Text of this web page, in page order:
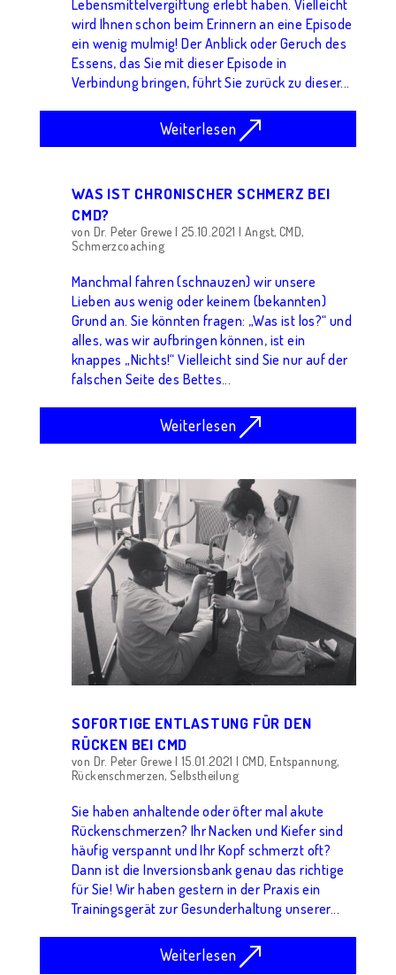
Lebensmittelvergiftung erlebt haben. Vielleicht
wird Ihnen schon beim Erinnern an eine Episode
ein wenig mulmig! Der Anblick oder Geruch des
Essens, das Sie mit dieser Episode in
Verbindung bringen, führt Sie zurück zu dieser...
Weiterlesen
WAS IST CHRONISCHER SCHMERZ BEI
CMD?
von Dr. Peter Grewe | 25.10.2021 |Angst, CMD,
Schmerzcoaching
Manchmal fahren (schnauzen) wir unsere
Lieben aus wenig oder keinem (bekannten)
Grund an. Sie könnten fragen: „Was ist los?“ und
alles, was wir aufbringen können, ist ein
knappes „Nichts!“ Vielleicht sind Sie nur auf der
falschen Seite des Bettes...
Weiterlesen
SOFORTIGE ENTLASTUNG FÜR DEN
RÜCKEN BEI CMD
von Dr. Peter Grewe | 15.01.2021 |CMD,Entspannung,
Rückenschmerzen, Selbstheilung
Sie haben anhaltende oder öfter mal akute
Rückenschmerzen? Ihr Nacken und Kiefer sind
häufig verspannt und Ihr Kopf schmerzt oft?
Dann ist die Inversionsbank genau das richtige
für Sie! Wir haben gestern in der Praxis ein
Trainingsgerät zur Gesunderhaltung unserer...
Weiterlesen